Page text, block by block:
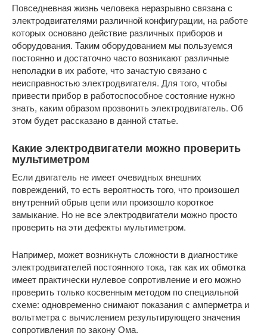
Повседневная жизнь человека неразрывно связана с
электродвигателями различной конфигурации, на работе
которых основано действие различных приборов и
оборудования. Таким оборудованием мы пользуемся
постоянно и достаточно часто возникают различные
неполадки в их работе, что зачастую связано с
неисправностью электродвигателя. Для того, чтобы
привести прибор в работоспособное состояние нужно
знать, каким образом прозвонить электродвигатель. Об
этом будет рассказано в данной статье.
Какие электродвигатели можно проверить
мультиметром
Если двигатель не имеет очевидных внешних
повреждений, то есть вероятность того, что произошел
внутренний обрыв цепи или произошло короткое
замыкание. Но не все электродвигатели можно просто
проверить на эти дефекты мультиметром.
Например, может возникнуть сложности в диагностике
электродвигателей постоянного тока, так как их обмотка
имеет практически нулевое сопротивление и его можно
проверить только косвенным методом по специальной
схеме: одновременно снимают показания с амперметра и
вольтметра с вычислением результирующего значения
сопротивления по закону Ома.